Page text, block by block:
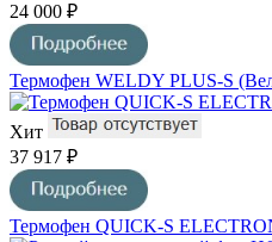
24 000 ₽
Термофен WELDY PLUS-S
Хит
37 917 ₽
Термофен QUICK-S